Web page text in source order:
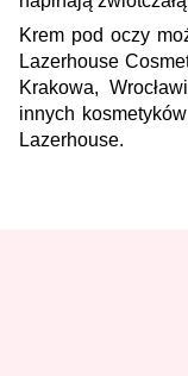
Krem pod oczy
Lazerhouse
Krakowa,
innych
Lazerhouse.